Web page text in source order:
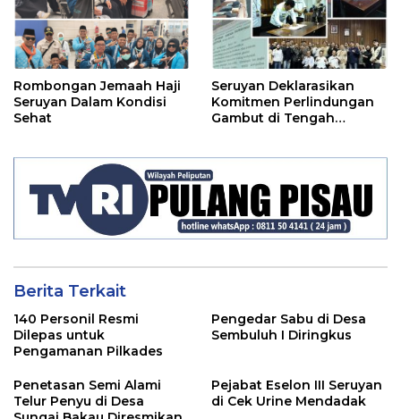
Rombongan Jemaah Haji
Seruyan Dalam Kondisi
Sehat
Seruyan Deklarasikan
Komitmen Perlindungan
Gambut di Tengah
Berita Terkait
140 Personil Resmi
Dilepas untuk
Pengamanan Pilkades
Pengedar Sabu di Desa
Sembuluh I Diringkus
Penetasan Semi Alami
Telur Penyu di Desa
Pejabat Eselon III Seruyan
di Cek Urine Mendadak